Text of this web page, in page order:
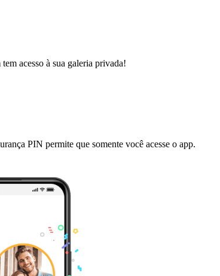
acesso à sua galeria privada!
PIN permite que somente você acesse o app.